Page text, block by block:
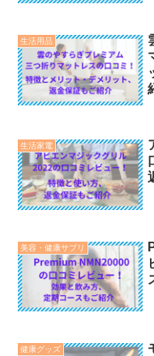
生活用品
生活家電
美容・健康サプリ
健康グッズ